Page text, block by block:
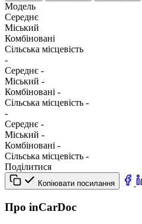
Модель
Середнє
Міський
Комбіновані
Сільська місцевість
-
Середнє -
Міський -
Комбіновані -
Сільська місцевість -
-
Середнє -
Міський -
Комбіновані -
Сільська місцевість -
Поділитися
Копіювати посилання
Про inCarDoc